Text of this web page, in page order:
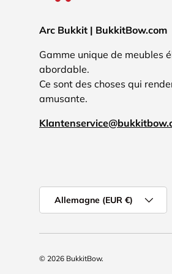
Arc Bukkit | BukkitBow.com
Gamme unique de meubles
abordable.
Ce sont des choses qui
amusante.
Allemagne (EUR €)
© 2026 BukkitBow.